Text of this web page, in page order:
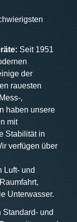
Seit 1951
der
rauesten
,
haben unsere
mit
Stabilität in
verfügen über
Luft- und
Unterwasser.
und